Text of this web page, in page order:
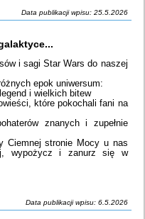
Data publikacji wpisu: 25.5.2026
i sagi Star Wars do naszej
epok uniwersum:
i wielkich bitew
które pokochali fani na
znanych i zupełnie
Ciemnej stronie Mocy u nas
wypożycz i zanurz się w
Data publikacji wpisu: 6.5.2026